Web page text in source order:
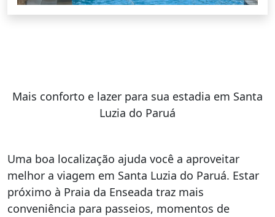
Mais conforto e lazer para sua estadia em Santa
Luzia do Paruá
Uma boa localização ajuda você a aproveitar
melhor a viagem em Santa Luzia do Paruá. Estar
próximo à Praia da Enseada traz mais
conveniência para passeios, momentos de